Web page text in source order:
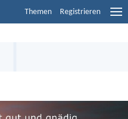
Themen Registrieren